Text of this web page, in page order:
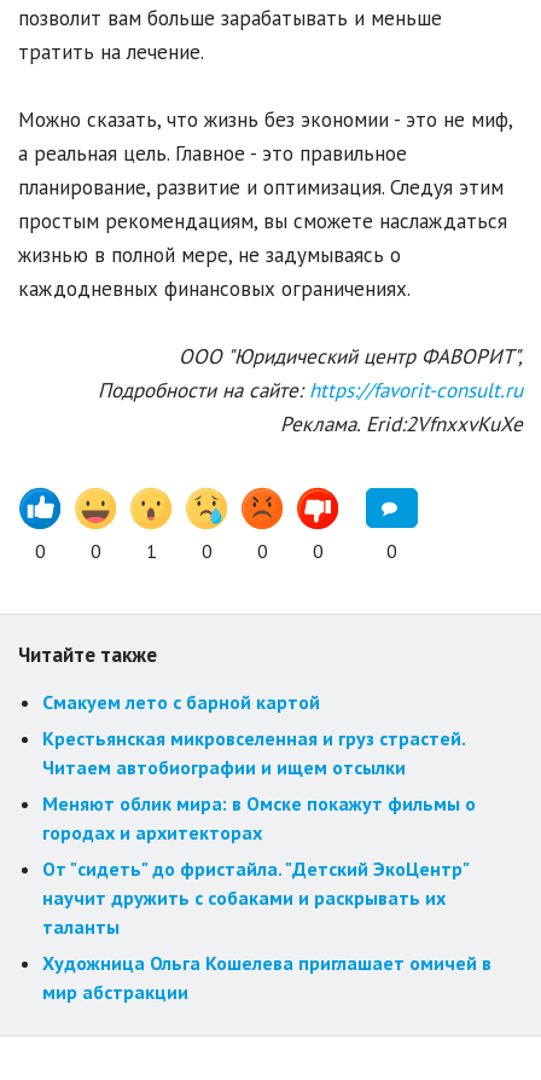
позволит вам больше зарабатывать и меньше
тратить на лечение.
Можно сказать, что жизнь без экономии - это не миф,
а реальная цель. Главное - это правильное
планирование, развитие и оптимизация. Следуя этим
простым рекомендациям, вы сможете наслаждаться
жизнью в полной мере, не задумываясь о
каждодневных финансовых ограничениях.
ООО "Юридический центр ФАВОРИТ",
Подробности на сайте:https://favorit-consult.ru
Реклама. Erid:2VfnxxvKuXe
0 0 1 0 0 0 0
Читайте также
Смакуем лето с барной картой
Крестьянская микровселенная и груз страстей.
Читаем автобиографии и ищем отсылки
Меняют облик мира: в Омске покажут фильмы о
городах и архитекторах
От "сидеть" до фристайла. "Детский ЭкоЦентр"
научит дружить с собаками и раскрывать их
таланты
Художница Ольга Кошелева приглашает омичей в
мир абстракции